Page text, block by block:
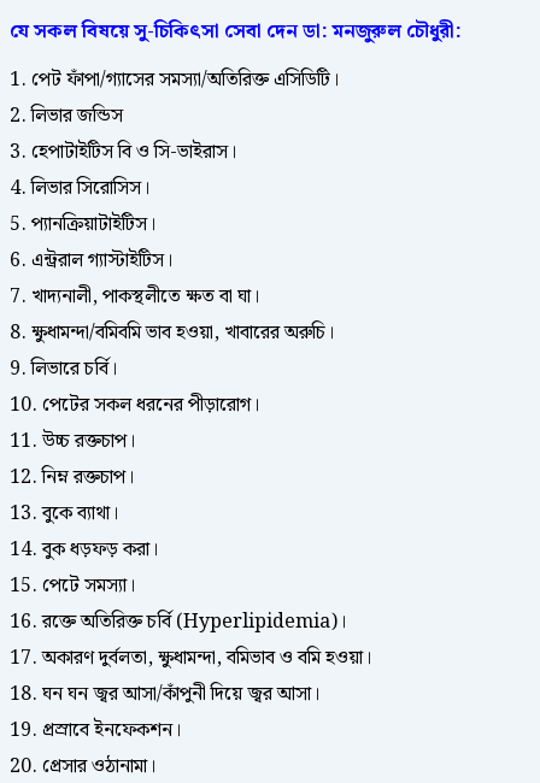
যে সকল বিষয়ে সু-চিকিৎসা সেবা দেন ডা: মনজুরুল চৌধুরী:
1. পেট ফাঁপা/গ্যাসের সমস্যা/অতিরিক্ত এসিডিটি।
2. লিভার জন্ডিস
3. হেপাটাইটিস বি ও সি-ভাইরাস।
4. লিভার সিরোসিস।
5. প্যানক্রিয়াটাইটিস।
6. এন্ট্ররাল গ্যাস্টাইটিস।
7. খাদ্যনালী, পাকস্থলীতে ক্ষত বা ঘা।
8. ক্ষুধামন্দা/বমিবমি ভাব হওয়া, খাবারের অরুচি।
9. লিভারে চর্বি।
10. পেটের সকল ধরনের পীড়ারোগ।
11. উচ্চ রক্তচাপ।
12. নিম্ন রক্তচাপ।
13. বুকে ব্যাথা।
14. বুক ধড়ফড় করা।
15. পেটে সমস্যা।
16. রক্তে অতিরিক্ত চর্বি (Hyperlipidemia)।
17. অকারণ দুর্বলতা, ক্ষুধামন্দা, বমিভাব ও বমি হওয়া।
18. ঘন ঘন জ্বর আসা/কাঁপুনী দিয়ে জ্বর আসা।
19. প্রস্রাবে ইনফেকশন।
20. প্রেসার ওঠানামা।